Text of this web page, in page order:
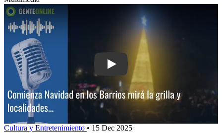
Play: Comienza Navidad en los
Cultura y Entretenimiento • 15 Dec 2025